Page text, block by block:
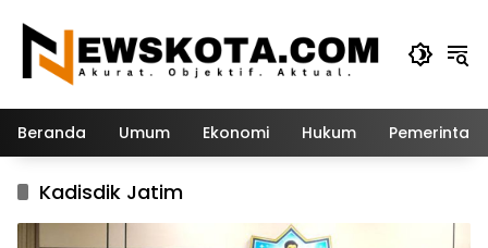
konten
Beranda Umum Ekonomi Hukum
Kadisdik Jatim